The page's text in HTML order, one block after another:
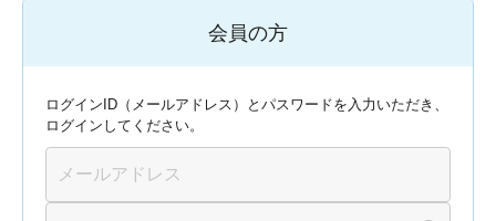
会員の方
ログインID（メールアドレス）とパスワードを入力いただき、
ログインしてください。